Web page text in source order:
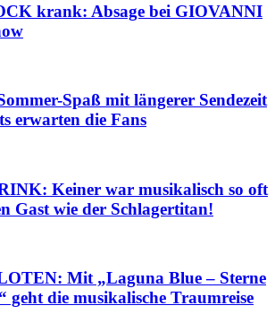
krank: Absage bei GIOVANNI
Spaß mit längerer Sendezeit
erwarten die Fans
Keiner war musikalisch so oft
Gast wie der Schlagertitan!
Mit „Laguna Blue – Sterne
geht die musikalische Traumreise